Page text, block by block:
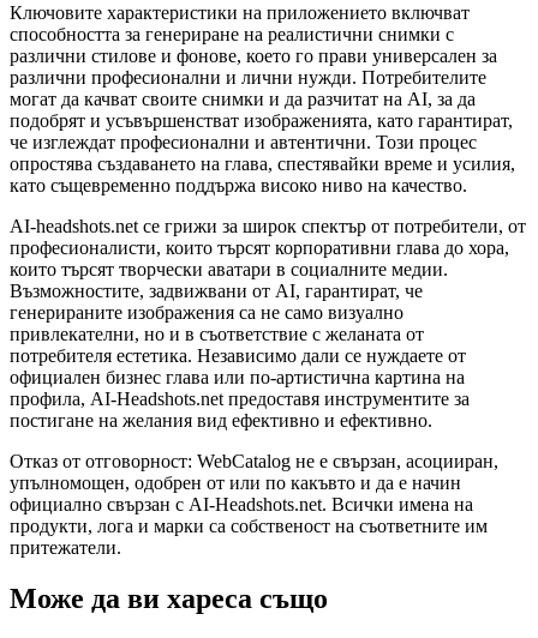
Ключовите характеристики на приложението включват
способността за генериране на реалистични снимки с
различни стилове и фонове, което го прави универсален за
различни професионални и лични нужди. Потребителите
могат да качват своите снимки и да разчитат на AI, за да
подобрят и усъвършенстват изображенията, като гарантират,
че изглеждат професионални и автентични. Този процес
опростява създаването на глава, спестявайки време и усилия,
като същевременно поддържа високо ниво на качество.
AI-headshots.net се грижи за широк спектър от потребители, от
професионалисти, които търсят корпоративни глава до хора,
които търсят творчески аватари в социалните медии.
Възможностите, задвижвани от AI, гарантират, че
генерираните изображения са не само визуално
привлекателни, но и в съответствие с желаната от
потребителя естетика. Независимо дали се нуждаете от
официален бизнес глава или по-артистична картина на
профила, AI-Headshots.net предоставя инструментите за
постигане на желания вид ефективно и ефективно.
Отказ от отговорност: WebCatalog не е свързан, асоцииран,
упълномощен, одобрен от или по какъвто и да е начин
официално свързан с AI-Headshots.net. Всички имена на
продукти, лога и марки са собственост на съответните им
притежатели.
Може да ви хареса също